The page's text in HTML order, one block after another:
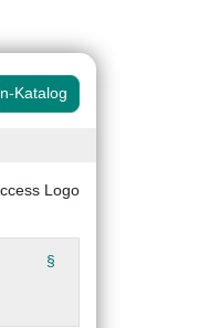
Katalog
§